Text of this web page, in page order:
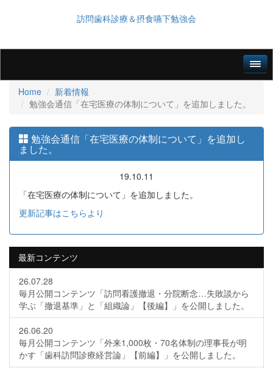
訪問歯科診療＆摂食嚥下勉強会
Home
新着情報
勉強会通信「在宅医療の体制について」を追加しました。
勉強会通信「在宅医療の体制について」を追加し
ました。
19.10.11
「在宅医療の体制について」を追加しました。
更新記事はこちらより
最新コンテンツ
26.07.28
毎月公開コンテンツ「訪問看護撤退・分院断念…失敗談から
学ぶ「撤退基準」と「組織論」【後編】」を公開しました。
26.06.20
毎月公開コンテンツ「外来1,000枚・70名体制の理事長が明
かす「歯科訪問診療経営論」【前編】」を公開しました。